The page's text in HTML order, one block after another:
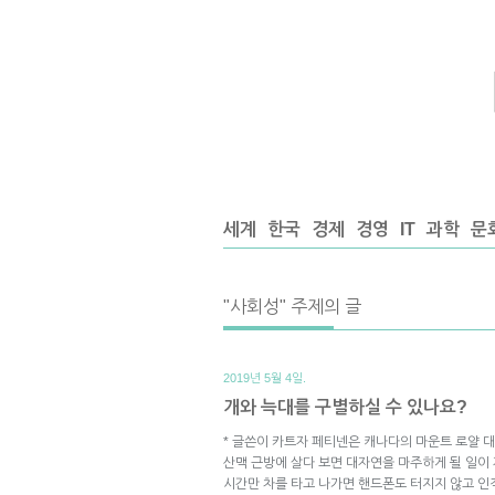
세계 한국 경제 경영 IT 과학 문
"사회성" 주제의 글
2019년 5월 4일.
개와 늑대를 구별하실 수 있나요?
* 글쓴이 카트자 페티넨은 캐나다의 마운트 로얄
산맥 근방에 살다 보면 대자연을 마주하게 될 일
시간만 차를 타고 나가면 핸드폰도 터지지 않고